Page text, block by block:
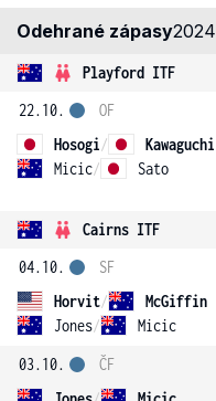
Odehrané zápasy2024
Playford ITF
22.10.
Hosogi/
Kawaguchi
Micic/ Sato
OF
Cairns ITF
04.10.
Horvit/
McGiffin
Jones/ Micic
SF
03.10.
ČF